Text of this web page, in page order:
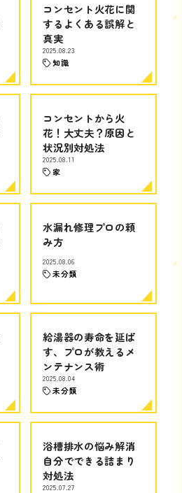
コンセント火花に関
するよくある誤解と
真実
2025.08.23
知識
コンセントから火
花！大丈夫？原因と
状況別対処法
2025.08.11
家
水漏れ修理プロの頼
み方
2025.08.06
未分類
給湯器の寿命を延ば
す、プロが教えるメ
ンテナンス術
2025.08.04
未分類
浴槽排水の悩み解消
自分でできる詰まり
対処法
2025.07.27